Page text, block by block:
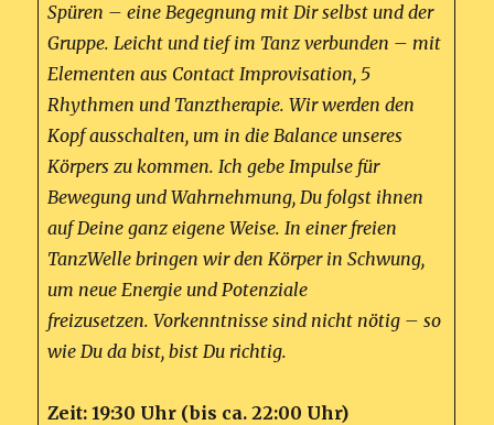
Spüren – eine Begegnung mit Dir selbst und der
Gruppe. Leicht und tief im Tanz verbunden – mit
Elementen aus Contact Improvisation, 5
Rhythmen und Tanztherapie. Wir werden den
Kopf ausschalten, um in die Balance unseres
Körpers zu kommen. Ich gebe Impulse für
Bewegung und Wahrnehmung, Du folgst ihnen
auf Deine ganz eigene Weise. In einer freien
TanzWelle bringen wir den Körper in Schwung,
um neue Energie und Potenziale
freizusetzen. Vorkenntnisse sind nicht nötig – so
wie Du da bist, bist Du richtig.
Zeit: 19:30 Uhr (bis ca. 22:00 Uhr)